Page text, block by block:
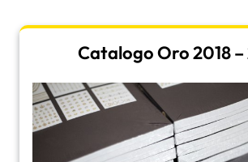
Catalogo Oro 2018 –